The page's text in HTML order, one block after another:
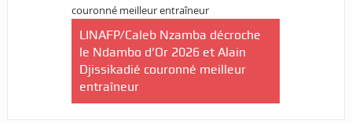
LINAFP/Caleb Nzamba décroche
le Ndambo d’Or 2026 et Alain
Djissikadié couronné meilleur
entraîneur